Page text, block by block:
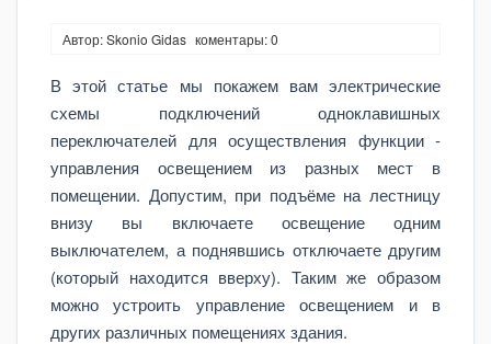
Автор: Skonio Gidas коментары: 0
В этой статье мы покажем вам электрические
схемы подключений одноклавишных
переключателей для осуществления функции -
управления освещением из разных мест в
помещении. Допустим, при подъёме на лестницу
внизу вы включаете освещение одним
выключателем, а поднявшись отключаете другим
(который находится вверху). Таким же образом
можно устроить управление освещением и в
других различных помещениях здания.